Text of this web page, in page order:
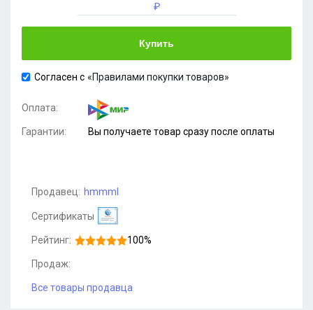
₽
Купить
Согласен с «Правилами покупки товаров»
Оплата:
Гарантии: Вы получаете товар сразу после оплаты
Продавец: hmmml
Сертификаты
Рейтинг: 100%
Продаж:
Все товары продавца